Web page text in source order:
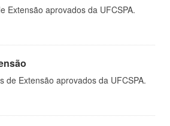
Extensão aprovados da UFCSPA.
de Extensão aprovados da UFCSPA.